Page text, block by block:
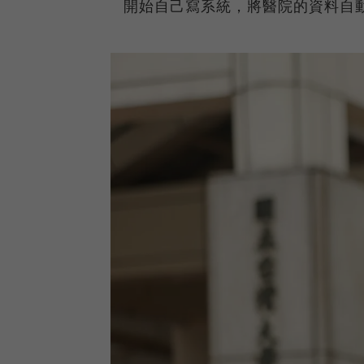
開始自己寫系統，將醫院的資料自